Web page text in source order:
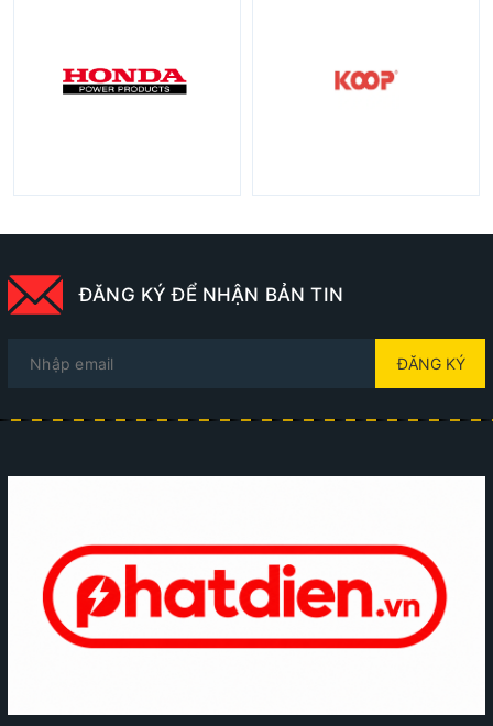
ĐĂNG KÝ ĐỂ NHẬN BẢN TIN
ĐĂNG KÝ